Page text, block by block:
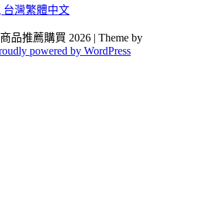
台灣繁體中文
品推薦購買 2026 | Theme by
powered by WordPress